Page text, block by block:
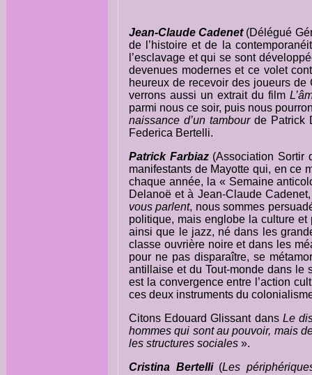
Jean-Claude Cadenet (Délégué
de l’histoire et de la
l’esclavage et qui se sont
devenues modernes et ce volet
heureux de recevoir des joueurs
verrons aussi un extrait du film
parmi nous ce soir, puis nous
naissance d’un tambourde Patrick
Federica Bertelli.
Patrick Farbiaz (Association Sortir
manifestants de Mayotte qui, en ce
chaque année, la « Semaine
Delanoë et à Jean-Claude
vous parlent, nous sommes
politique, mais englobe la culture et
ainsi que le jazz, né dans les
classe ouvrière noire et dans les
pour ne pas disparaître, se
antillaise et du Tout-monde dans le
est la convergence entre l’action
ces deux instruments du
Citons Edouard Glissant dans Le
hommes qui sont au pouvoir, mais
les structures sociales ».
Cristina Bertelli (Les